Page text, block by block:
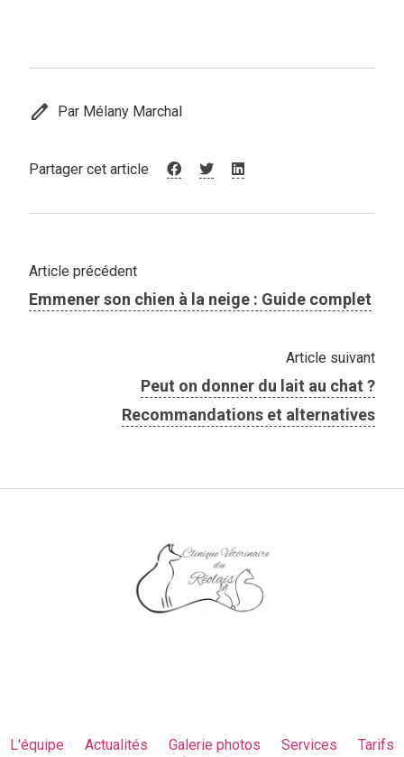
edit Par Mélany Marchal
Partager cet article
Article précédent
Emmener son chien à la neige​ : Guide complet
Article suivant
Peut on donner du lait au chat ?
Recommandations et alternatives
L'équipe Actualités Galerie photos Services
Tarifs